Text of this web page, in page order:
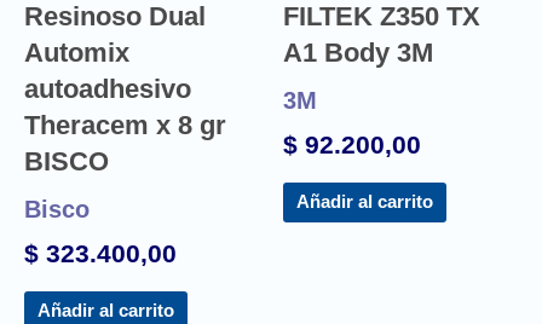
Resinoso Dual
Automix
autoadhesivo
Theracem x 8 gr
BISCO
Bisco
$ 323.400,00
Añadir al carrito
FILTEK Z350 TX
A1 Body 3M
3M
$ 92.200,00
Añadir al carrito